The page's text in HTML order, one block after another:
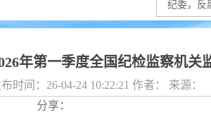
年第一季度全国纪检监察机关
时间：26-04-24 10:22:21 作者： 来源：
分享：